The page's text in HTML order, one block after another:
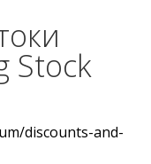
Stock
discounts-and-